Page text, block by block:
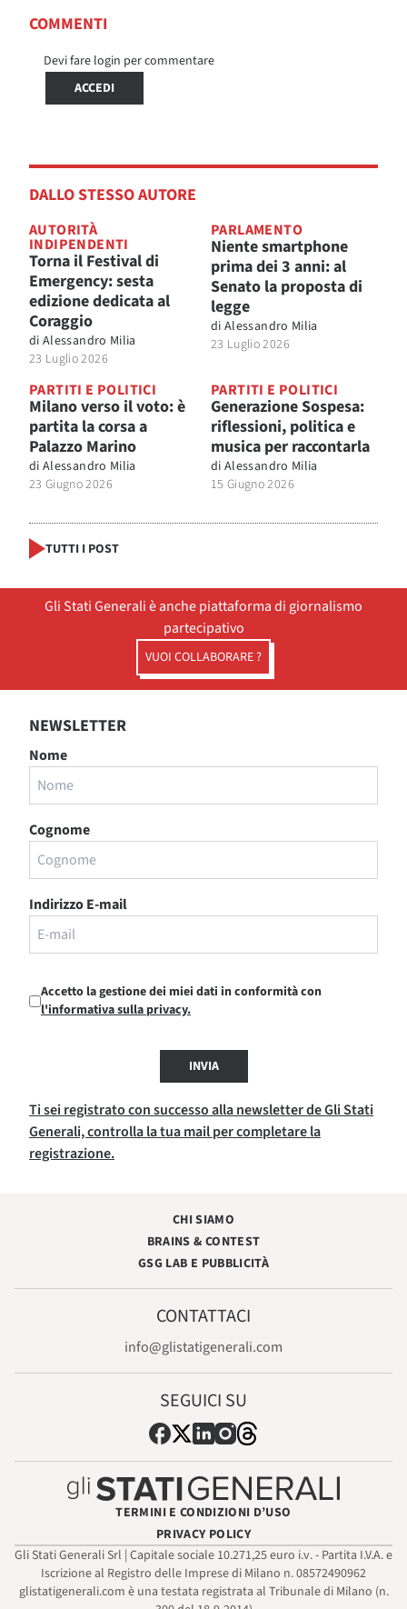
COMMENTI
Devi fare login per commentare
ACCEDI
DALLO STESSO AUTORE
AUTORITÀ
INDIPENDENTI
Torna il Festival di
Emergency: sesta
edizione dedicata al
Coraggio
di Alessandro Milia
23 Luglio 2026
PARLAMENTO
Niente smartphone
prima dei 3 anni: al
Senato la proposta di
legge
di Alessandro Milia
23 Luglio 2026
PARTITI E POLITICI
Milano verso il voto: è
partita la corsa a
Palazzo Marino
di Alessandro Milia
23 Giugno 2026
PARTITI E POLITICI
Generazione Sospesa:
riflessioni, politica e
musica per raccontarla
di Alessandro Milia
15 Giugno 2026
TUTTI I POST
Gli Stati Generali è anche piattaforma di giornalismo
partecipativo
VUOI COLLABORARE ?
NEWSLETTER
Nome
Cognome
Indirizzo E-mail
Accetto la gestione dei miei dati in conformità con
l'informativa sulla privacy.
INVIA
Ti sei registrato con successo alla newsletter de Gli Stati
Generali, controlla la tua mail per completare la
registrazione.
CHI SIAMO
BRAINS & CONTEST
GSG LAB E PUBBLICITÀ
CONTATTACI
info@glistatigenerali.com
SEGUICI SU
TERMINI E CONDIZIONI D’USO
PRIVACY POLICY
Gli Stati Generali Srl | Capitale sociale 10.271,25 euro i.v. - Partita I.V.A. e
Iscrizione al Registro delle Imprese di Milano n. 08572490962
glistatigenerali.com è una testata registrata al Tribunale di Milano (n.